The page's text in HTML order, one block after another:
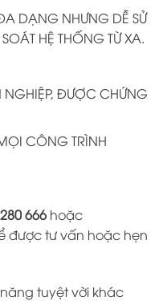
DẠNG NHƯNG DỄ SỬ
HỆ THỐNG TỪ XA.
NGHIỆP, ĐƯỢC CHỨNG
CÔNG TRÌNH
666 hoặc
được tư vấn hoặc hẹn
tuyệt vời khác